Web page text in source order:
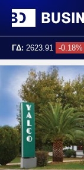
ΓΔ: 2623.91 -0.18%
Τελ. ενημέρωση: